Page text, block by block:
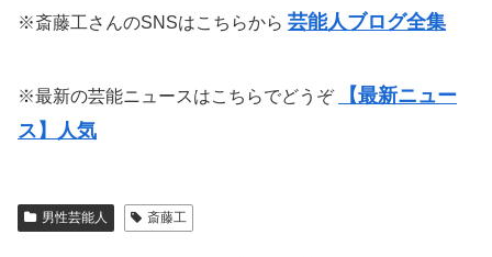
※斎藤工さんのSNSはこちらから 芸能人ブログ全集
※最新の芸能ニュースはこちらでどうぞ
【最新ニュー
ス】人気
男性芸能人 斎藤工